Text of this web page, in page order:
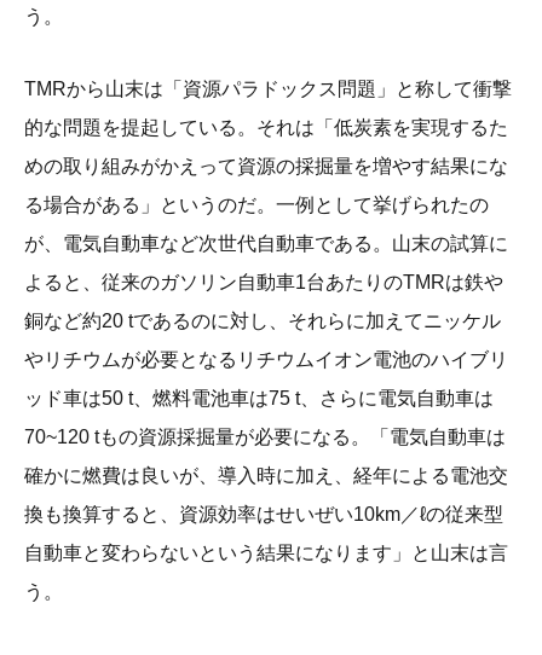
う。
TMRから山末は「資源パラドックス問題」と称して衝撃
的な問題を提起している。それは「低炭素を実現するた
めの取り組みがかえって資源の採掘量を増やす結果にな
る場合がある」というのだ。一例として挙げられたの
が、電気自動車など次世代自動車である。山末の試算に
よると、従来のガソリン自動車1台あたりのTMRは鉄や
銅など約20 tであるのに対し、それらに加えてニッケル
やリチウムが必要となるリチウムイオン電池のハイブリ
ッド車は50 t、燃料電池車は75 t、さらに電気自動車は
70~120 tもの資源採掘量が必要になる。「電気自動車は
確かに燃費は良いが、導入時に加え、経年による電池交
換も換算すると、資源効率はせいぜい10km／ℓの従来型
自動車と変わらないという結果になります」と山末は言
う。